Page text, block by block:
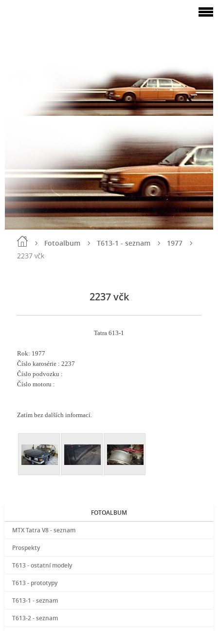
Fotoalbum T613-1 - seznam
1977
2237 včk
2237 včk
Tatra 613-1
Rok: 1977
Číslo karosérie : 2237
Číslo podvozku :
Číslo motoru :
Zatím bez dalších informací.
FOTOALBUM
MTX Tatra V8 - seznam
Prospekty
T613 - ostatní modely
T613 - prototypy
T613-1 - seznam
T613-2 - seznam